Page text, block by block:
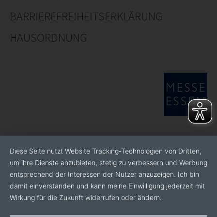
BARRIEREFREIHEITSERKLÄRUNG
HAUSORDNUNG
Diese Seite nutzt Website Tracking-Technologien von Dritten,
um ihre Dienste anzubieten, stetig zu verbessern und Werbung
entsprechend der Interessen der Nutzer anzuzeigen. Ich bin
damit einverstanden und kann meine Einwilligung jederzeit mit
Wirkung für die Zukunft widerrufen oder ändern.